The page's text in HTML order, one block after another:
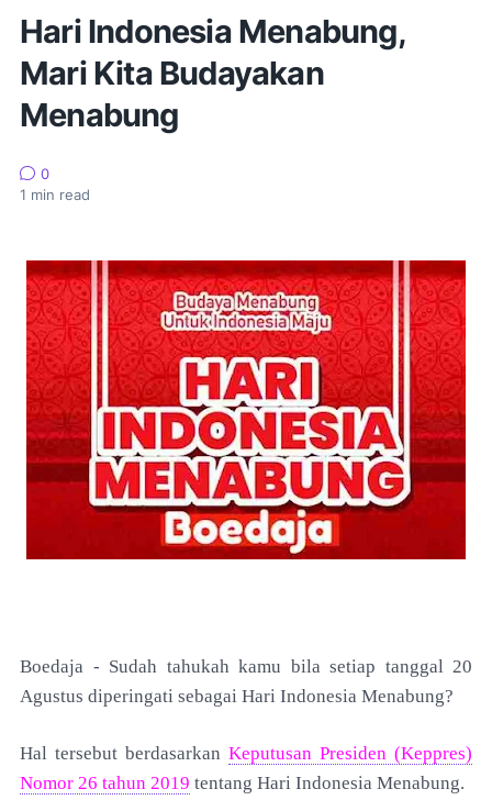
Hari Indonesia Menabung,
Mari Kita Budayakan
Menabung
0
1 min read
Boedaja - Sudah tahukah kamu bila setiap tanggal 20
Agustus diperingati sebagai Hari Indonesia Menabung?
Hal tersebut berdasarkan Keputusan Presiden (Keppres)
Nomor 26 tahun 2019 tentang Hari Indonesia Menabung.